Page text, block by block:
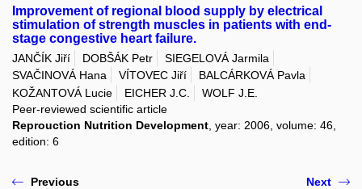
Improvement of regional blood supply by electrical
stimulation of strength muscles in patients with end-
stage congestive heart failure.
JANČÍK Jiří DOBŠÁK Petr
SIEGELOVÁ Jarmila
SVAČINOVÁ Hana
VÍTOVEC Jiří
BALCÁRKOVÁ Pavla
KOŽANTOVÁ Lucie
EICHER J.C.
WOLF J.E.
Peer-reviewed scientific article
Reprouction Nutrition Development , year: 2006, volume: 46,
edition: 6
Previous Next